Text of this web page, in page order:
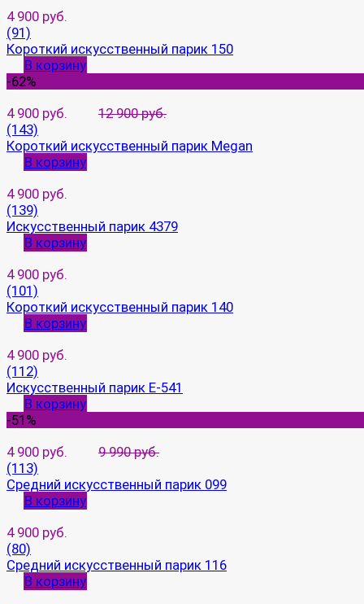
4 900 руб.
(91)
Короткий искусственный парик 150
В корзину
-62%
4 900 руб.
12 900 руб.
(143)
Короткий искусственный парик Megan
В корзину
4 900 руб.
(139)
Искусственный парик 4379
В корзину
4 900 руб.
(101)
Короткий искусственный парик 140
В корзину
4 900 руб.
(112)
Искусственный парик E-541
В корзину
-51%
4 900 руб.
9 990 руб.
(113)
Средний искусственный парик 099
В корзину
4 900 руб.
(80)
Средний искусственный парик 116
В корзину